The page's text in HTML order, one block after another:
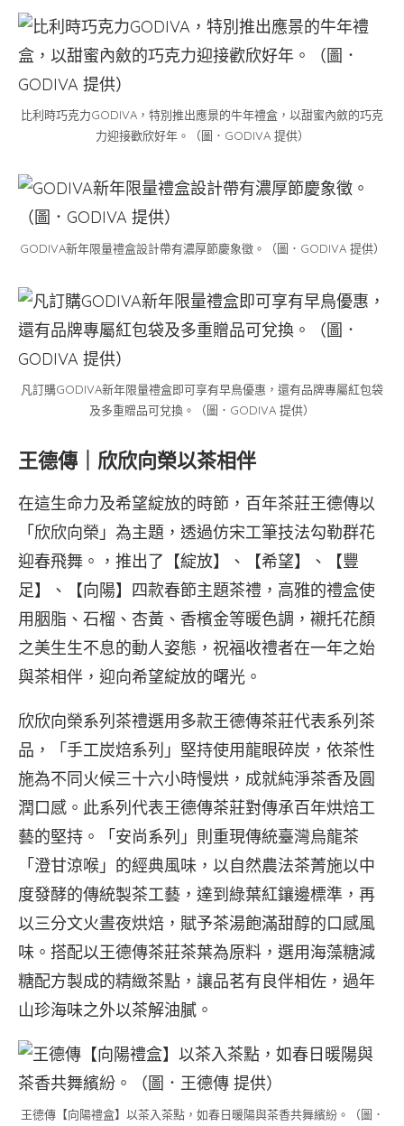
比利時巧克力GODIVA，特別推出應景的牛年禮盒，以甜蜜內斂的巧克
力迎接歡欣好年。（圖．GODIVA 提供）
GODIVA新年限量禮盒設計帶有濃厚節慶象徵。（圖．GODIVA 提供）
凡訂購GODIVA新年限量禮盒即可享有早鳥優惠，還有品牌專屬紅包袋
及多重贈品可兌換。（圖．GODIVA 提供）
王德傳｜欣欣向榮以茶相伴
在這生命力及希望綻放的時節，百年茶莊王德傳以
「欣欣向榮」為主題，透過仿宋工筆技法勾勒群花
迎春飛舞。，推出了【綻放】、【希望】、【豐
足】、【向陽】四款春節主題茶禮，高雅的禮盒使
用胭脂、石榴、杏黃、香檳金等暖色調，襯托花顏
之美生生不息的動人姿態，祝福收禮者在一年之始
與茶相伴，迎向希望綻放的曙光。
欣欣向榮系列茶禮選用多款王德傳茶莊代表系列茶
品，「手工炭焙系列」堅持使用龍眼碎炭，依茶性
施為不同火候三十六小時慢烘，成就純淨茶香及圓
潤口感。此系列代表王德傳茶莊對傳承百年烘焙工
藝的堅持。「安尚系列」則重現傳統臺灣烏龍茶
「澄甘涼喉」的經典風味，以自然農法茶菁施以中
度發酵的傳統製茶工藝，達到綠葉紅鑲邊標準，再
以三分文火晝夜烘焙，賦予茶湯飽滿甜醇的口感風
味。搭配以王德傳茶莊茶葉為原料，選用海藻糖減
糖配方製成的精緻茶點，讓品茗有良伴相佐，過年
山珍海味之外以茶解油膩。
王德傳【向陽禮盒】以茶入茶點，如春日暖陽與茶香共舞繽紛。（圖．